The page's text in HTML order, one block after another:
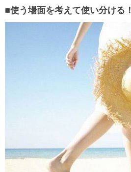
■使う場面を考えて使い分ける！